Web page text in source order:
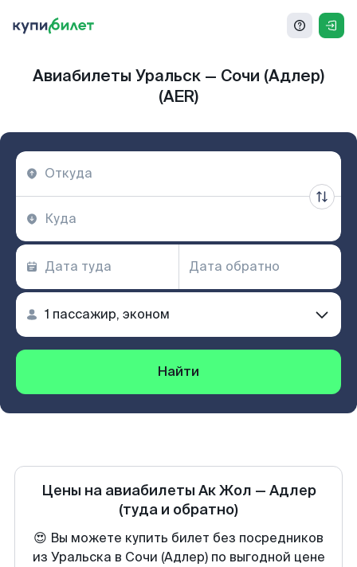
Авиабилеты Уральск — Сочи (Адлер)
(AER)
Найти
Цены на авиабилеты Ак Жол — Адлер
(туда и обратно)
😍 Вы можете купить билет без посредников
из Уральска в Сочи (Адлер) по выгодной цене